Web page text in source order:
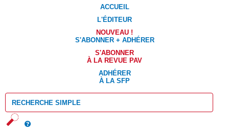
ACCUEIL
L'ÉDITEUR
NOUVEAU !
S'ABONNER + ADHÉRER
S'ABONNER
À LA REVUE PAV
ADHÉRER
À LA SFP